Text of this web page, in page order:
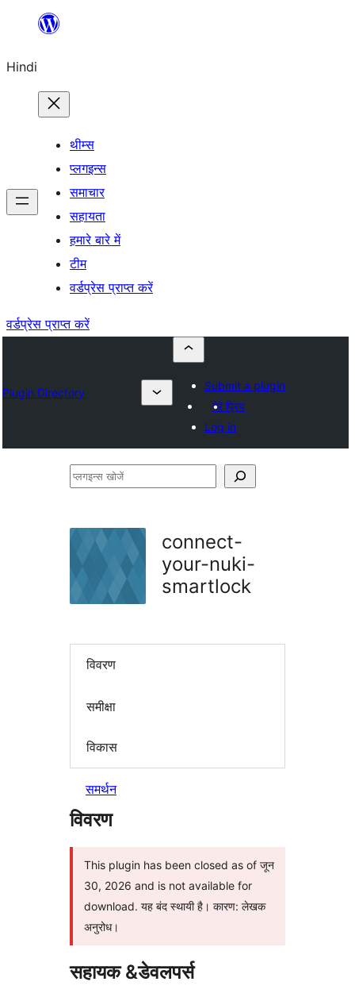
सामग्री
जाएं
Hindi
थीम्स
प्लगइन्स
समाचार
सहायता
हमारे बारे में
टीम
वर्डप्रेस प्राप्त करें
वर्डप्रेस प्राप्त करें
Plugin Directory
Submit a plugin
मेरे प्रिय
Log in
प्लगइन्स
connect-
your-nuki-
smartlock
विवरण
समीक्षा
विकास
समर्थन
विवरण
This plugin has been closed as of जून
30, 2026 and is not available for
download. यह बंद स्थायी है। कारण: लेखक
अनुरोध।
सहायक &डेवलपर्स